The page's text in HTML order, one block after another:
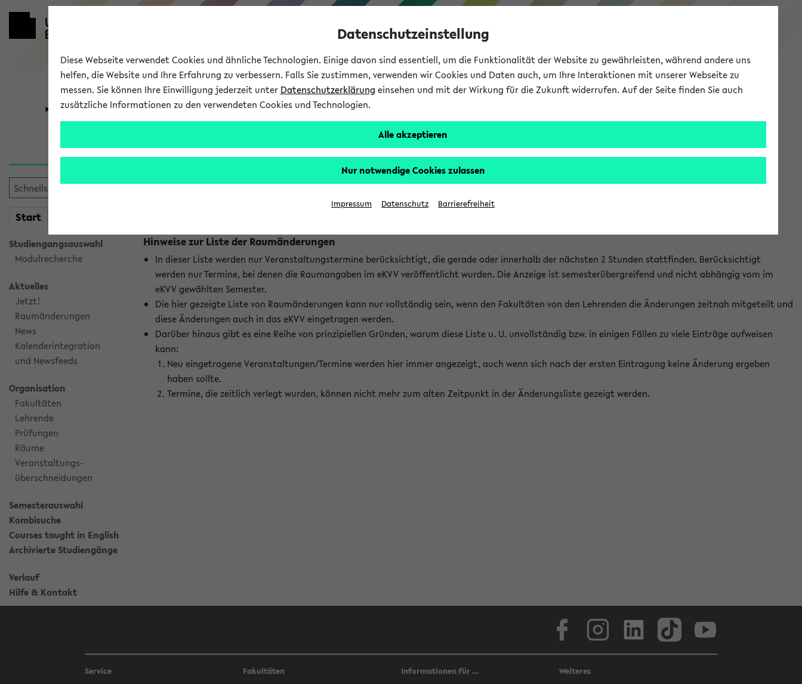
eKVV
Universität Forschung Studium
Start
Studiengangsauswahl
Modulrecherche
Aktuelles
Jetzt!
Raumänderungen
News
Kalenderintegration
und Newsfeeds
Organisation
Fakultäten
Lehrende
Prüfungen
Räume
Veranstaltungs-
überschneidungen
Semesterauswahl
Kombisuche
Courses taught in English
Archivierte Studiengänge
Verlauf
Hilfe & Kontakt
Raumänderungen
Hinweise zur Liste der Raumänderungen
In dieser Liste werden nur Veranstaltungstermine berücksichtigt, die gerade oder innerhalb der nächsten 2 Stunden stattfinden. Berücksichtigt
werden nur Termine, bei denen die Raumangaben im eKVV veröffentlicht wurden. Die Anzeige ist semesterübergreifend und nicht abhängig vom im
eKVV gewählten Semester.
Die hier gezeigte Liste von Raumänderungen kann nur vollständig sein, wenn den Fakultäten von den Lehrenden die Änderungen zeitnah mitgeteilt und
diese Änderungen auch in das eKVV eingetragen werden.
Darüber hinaus gibt es eine Reihe von prinzipiellen Gründen, warum diese Liste u. U. unvollständig bzw. in einigen Fällen zu viele Einträge aufweisen
kann:
Neu eingetragene Veranstaltungen/Termine werden hier immer angezeigt, auch wenn sich nach der ersten Eintragung keine Änderung ergeben
haben sollte.
Termine, die zeitlich verlegt wurden, können nicht mehr zum alten Zeitpunkt in der Änderungsliste gezeigt werden.
Service
Fakultäten
Informationen für ...
Weiteres
Datenschutzeinstellung
Diese Webseite verwendet Cookies und ähnliche Technologien. Einige davon sind essentiell, um die Funktionalität der Website zu gewährleisten, während andere uns
helfen, die Website und Ihre Erfahrung zu verbessern. Falls Sie zustimmen, verwenden wir Cookies und Daten auch, um Ihre Interaktionen mit unserer Webseite zu
messen. Sie können Ihre Einwilligung jederzeit unter Datenschutzerklärung einsehen und mit der Wirkung für die Zukunft widerrufen. Auf der Seite finden Sie auch
zusätzliche Informationen zu den verwendeten Cookies und Technologien.
Alle akzeptieren
Nur notwendige Cookies zulassen
Impressum Datenschutz Barrierefreiheit